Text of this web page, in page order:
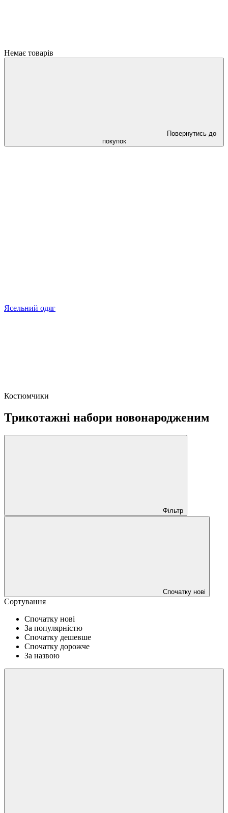
Немає товарів
Повернутись до
покупок
Ясельний одяг
Костюмчики
Трикотажні набори новонародженим
Фільтр
Спочатку нові
Сортування
Спочатку нові
За популярністю
Спочатку дешевше
Спочатку дорожче
За назвою